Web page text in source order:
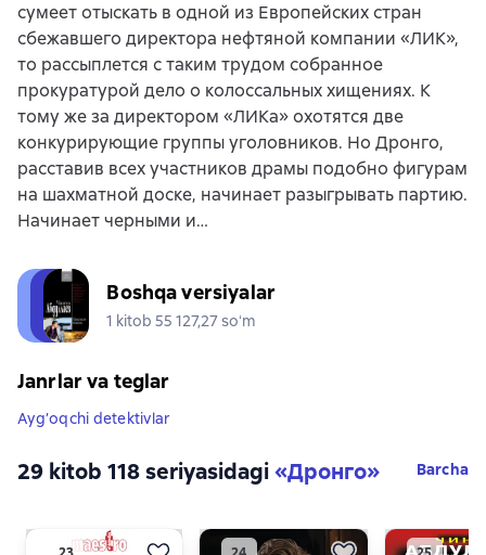
сумеет отыскать в одной из Европейских стран
сбежавшего директора нефтяной компании «ЛИК»,
то рассыплется с таким трудом собранное
прокуратурой дело о колоссальных хищениях. К
тому же за директором «ЛИКа» охотятся две
конкурирующие группы уголовников. Но Дронго,
расставив всех участников драмы подобно фигурам
на шахматной доске, начинает разыгрывать партию.
Начинает черными и…
Boshqa versiyalar
1 kitob 55 127,27 soʻm
Janrlar va teglar
Ayg’oqchi detektivlar
29 kitob 118 seriyasidagi«Дронго» Barcha